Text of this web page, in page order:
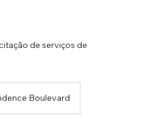
de serviços de
Boulevard